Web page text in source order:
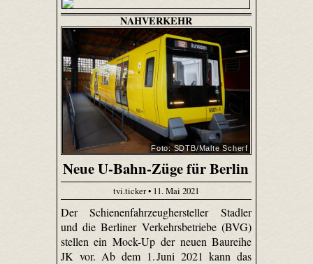
NAHVERKEHR
Foto: SDTB/Malte Scherf
Neue U-Bahn-Züge für Berlin
tvi.ticker • 11. Mai 2021
Der Schienenfahrzeughersteller Stadler
und die Berliner Verkehrsbetriebe (BVG)
stellen ein Mock-Up der neuen Baureihe
JK vor. Ab dem 1. Juni 2021 kann das